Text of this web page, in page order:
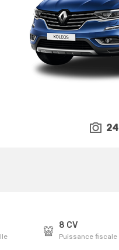
24
8 CV
Puissance fiscale